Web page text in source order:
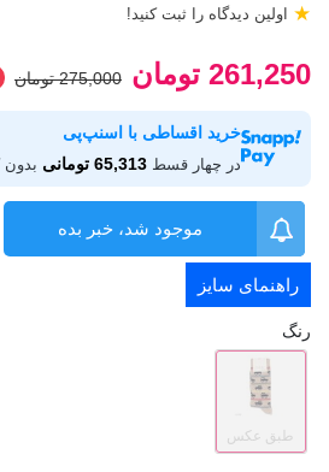
اولین دیدگاه را ثبت کنید! ★
261,250 تومان 275,000 تومان
خرید اقساطی با اسنپ‌پی
در چهار قسط 65,313 تومانی بدون
موجود شد، خبر بده
راهنمای سایز
رنگ
طبق عکس